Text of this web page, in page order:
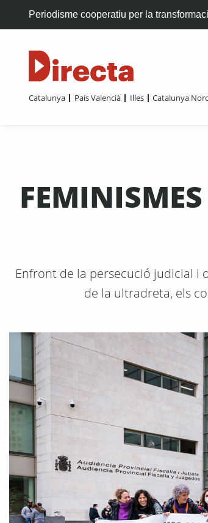
Periodisme cooperatiu per la
Catalunya País Valencià Illes Catalunya
Enfront de la persecució judicial i
de la ultradreta, els